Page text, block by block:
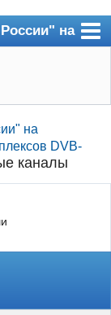
на
на
DVB-
каналы